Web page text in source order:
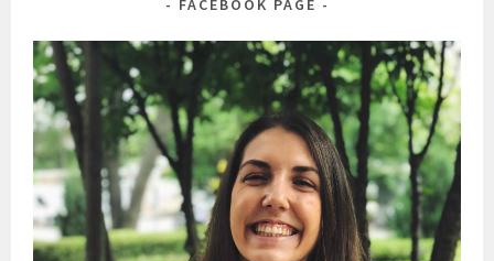
FACEBOOK PAGE